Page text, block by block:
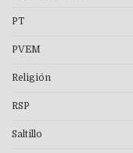
PT
PVEM
Religión
RSP
Saltillo